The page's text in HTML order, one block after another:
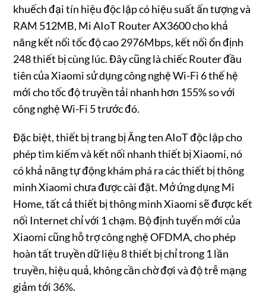
khuếch đại tín hiệu độc lập có hiệu suất ấn tượng và
RAM 512MB, Mi AIoT Router AX3600 cho khả
năng kết nối tốc độ cao 2976Mbps, kết nối ổn định
248 thiết bị cùng lúc. Đây cũng là chiếc Router đầu
tiên của Xiaomi sử dụng công nghệ Wi-Fi 6 thế hệ
mới cho tốc độ truyền tải nhanh hơn 155% so với
công nghệ Wi-Fi 5 trước đó.
Đặc biệt, thiết bị trang bị Ăng ten AIoT độc lập cho
phép tìm kiếm và kết nối nhanh thiết bị Xiaomi, nó
có khả năng tự động khám phá ra các thiết bị thông
minh Xiaomi chưa được cài đặt. Mở ứng dụng Mi
Home, tất cả thiết bị thông minh Xiaomi sẽ được kết
nối Internet chỉ với 1 chạm. Bộ định tuyến mới của
Xiaomi cũng hỗ trợ công nghệ OFDMA, cho phép
hoàn tất truyền dữ liệu 8 thiết bị chỉ trong 1 lần
truyền, hiệu quả, không cần chờ đợi và độ trễ mạng
giảm tới 36%.